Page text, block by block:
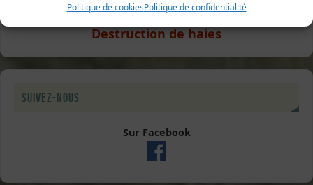
Politique de cookiesPolitique de confidentialité
Destruction de haies
Suivez-nous
Sur Facebook